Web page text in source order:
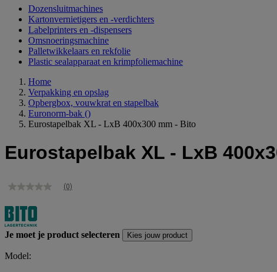
Dozensluitmachines
Kartonvernietigers en -verdichters
Labelprinters en -dispensers
Omsnoeringsmachine
Palletwikkelaars en rekfolie
Plastic sealapparaat en krimpfoliemachine
Home
Verpakking en opslag
Opbergbox, vouwkrat en stapelbak
Euronorm-bak ()
Eurostapelbak XL - LxB 400x300 mm - Bito
Eurostapelbak XL - LxB
Geen
Dezelfde
paginalink.
(0)
Je moet je product selecteren Kies jouw product
Model: